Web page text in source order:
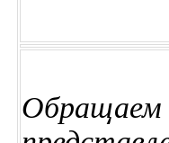
Обращаем